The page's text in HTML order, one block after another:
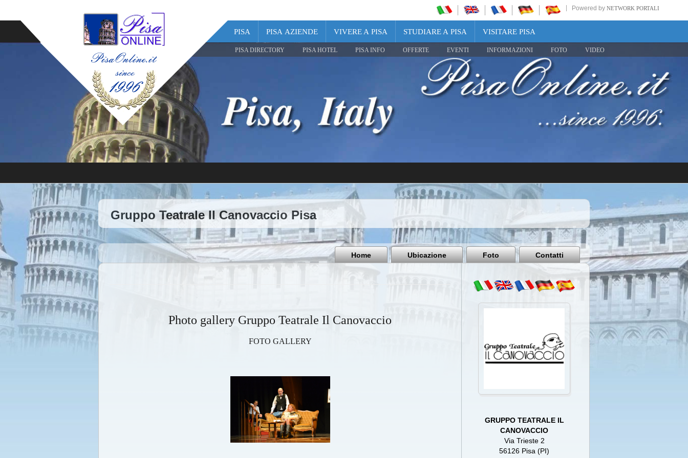
Powered by NETWORK PORTALI
PISA PISA AZIENDE VIVERE A PISA STUDIARE A PISA VISITARE PISA
PISA DIRECTORY PISA HOTEL PISA INFO OFFERTE EVENTI INFORMAZIONI FOTO VIDEO
Share
Pisa
Italy
Gruppo Teatrale Il Canovaccio Pisa
Home Ubicazione Foto Contatti
Photo gallery Gruppo Teatrale Il Canovaccio
FOTO GALLERY
GRUPPO TEATRALE IL
CANOVACCIO
Via Trieste 2
56126 Pisa (PI)